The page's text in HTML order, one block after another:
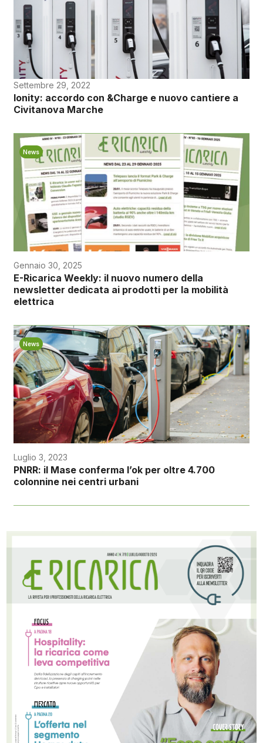
Settembre 29, 2022
Ionity: accordo con &Charge e nuovo cantiere a
Civitanova Marche
News
Gennaio 30, 2025
E-Ricarica Weekly: il nuovo numero della
newsletter dedicata ai prodotti per la mobilità
elettrica
News
Luglio 3, 2023
PNRR: il Mase conferma l’ok per oltre 4.700
colonnine nei centri urbani